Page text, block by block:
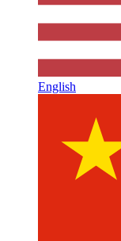
English